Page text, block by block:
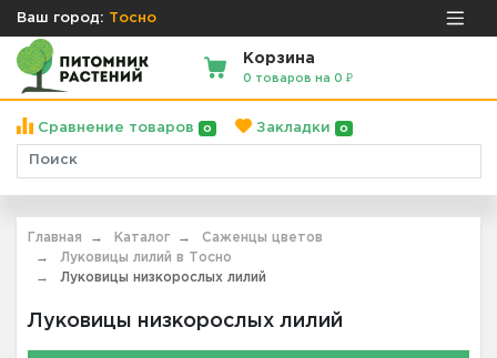
Ваш город: Тосно
Корзина
0 товаров на 0 ₽
Сравнение товаров 0 Закладки 0
Главная Каталог
Саженцы цветов
Луковицы лилий в Тосно
Луковицы низкорослых лилий
Луковицы низкорослых лилий